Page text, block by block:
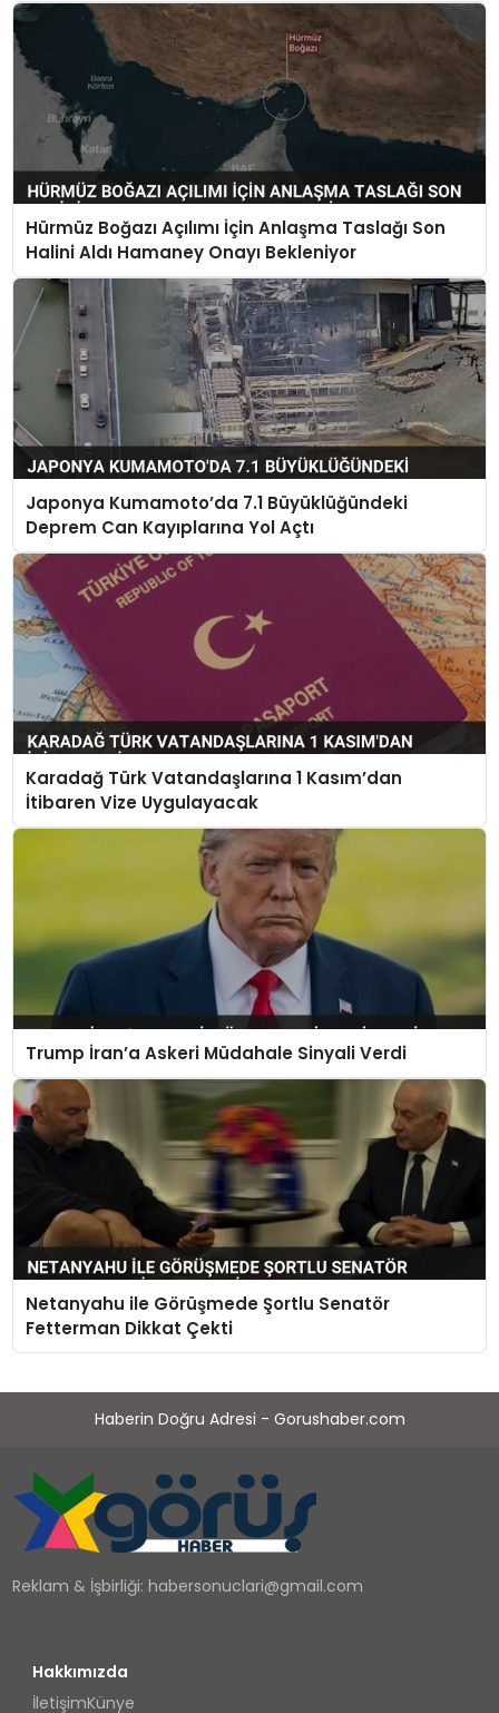
Hürmüz Boğazı Açılımı İçin Anlaşma Taslağı Son
Halini Aldı Hamaney Onayı Bekleniyor
Japonya Kumamoto’da 7.1 Büyüklüğündeki
Deprem Can Kayıplarına Yol Açtı
Karadağ Türk Vatandaşlarına 1 Kasım’dan
İtibaren Vize Uygulayacak
Trump İran’a Askeri Müdahale Sinyali Verdi
Netanyahu ile Görüşmede Şortlu Senatör
Fetterman Dikkat Çekti
Haberin Doğru Adresi - Gorushaber.com
Reklam & İşbirliği:habersonuclari@gmail.com
Hakkımızda
İletişimKünye